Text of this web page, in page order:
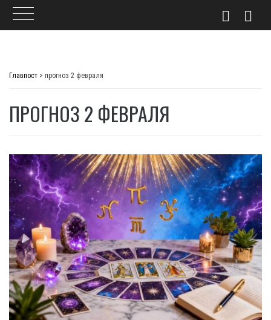
Главпост > прогноз 2 февраля
ПРОГНОЗ 2 ФЕВРАЛЯ